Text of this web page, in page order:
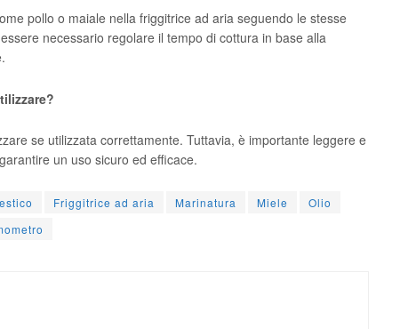
pollo o maiale nella friggitrice ad aria seguendo le stesse
necessario regolare il tempo di cottura in base alla
se utilizzata correttamente. Tuttavia, è importante leggere e
un uso sicuro ed efficace.
Friggitrice ad aria Marinatura Miele
Olio